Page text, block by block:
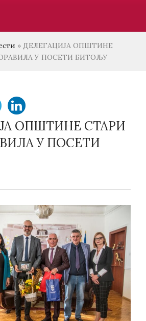
» ДЕЛЕГАЦИЈА ОПШТИНЕ
У ПОСЕТИ БИТОЉУ
ОПШТИНЕ СТАРИ
У ПОСЕТИ